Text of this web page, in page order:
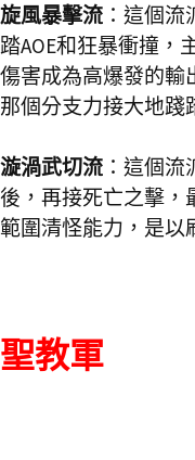
旋風暴擊流 ：這個
踏AOE和狂暴衝撞，
傷害成為高爆發的輸
那個分支力接大地踐
漩渦武切流 ：這個
後，再接死亡之擊，
範圍清怪能力，是以
聖教軍